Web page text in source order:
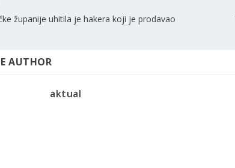
županije uhitila je hakera koji je prodavao
AUTHOR
aktual